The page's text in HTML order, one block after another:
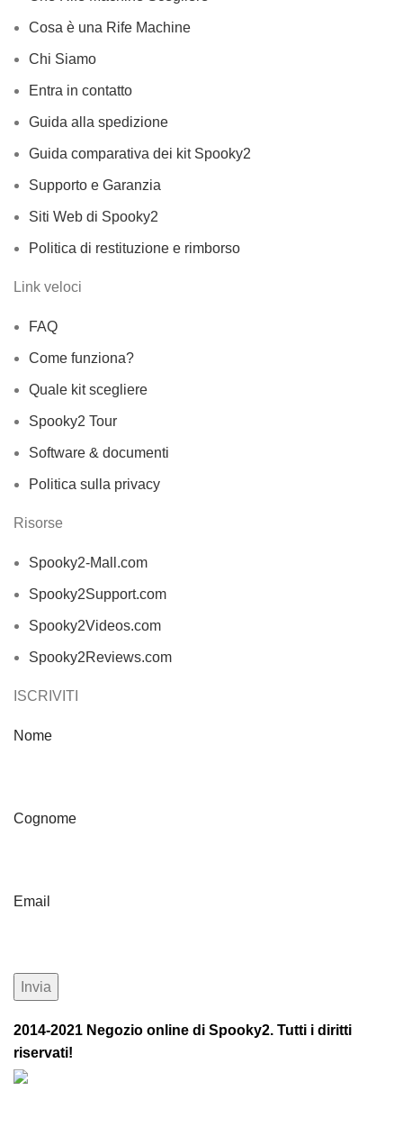
Cosa è una Rife Machine
Chi Siamo
Entra in contatto
Guida alla spedizione
Guida comparativa dei kit Spooky2
Supporto e Garanzia
Siti Web di Spooky2
Politica di restituzione e rimborso
Link veloci
FAQ
Come funziona?
Quale kit scegliere
Spooky2 Tour
Software & documenti
Politica sulla privacy
Risorse
Spooky2-Mall.com
Spooky2Support.com
Spooky2Videos.com
Spooky2Reviews.com
ISCRIVITI
Nome
Cognome
Email
2014-2021 Negozio online di Spooky2. Tutti i diritti
riservati!